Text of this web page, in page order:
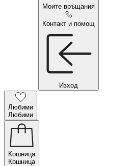
Моите връщания
Контакт и помощ
Изход
Любими
Любими
Кошница
Кошница